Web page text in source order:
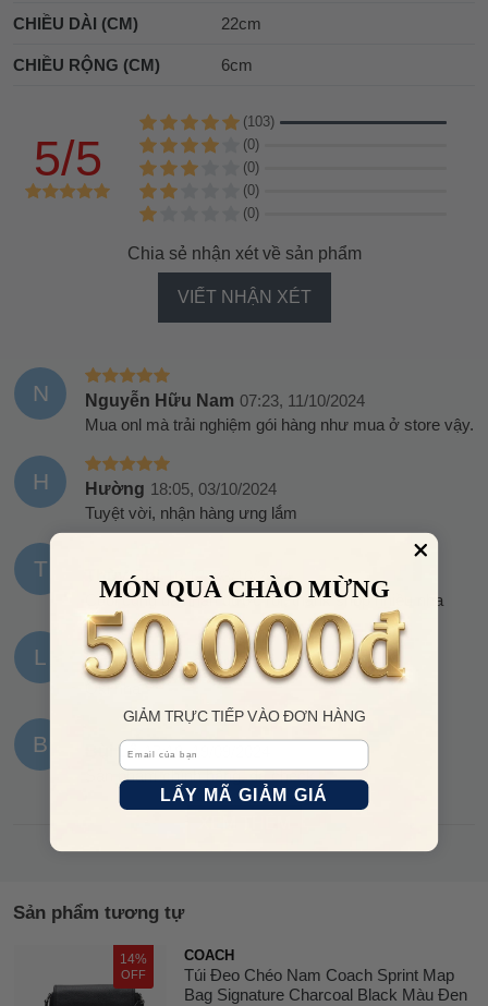
CHIỀU DÀI (CM) 22cm
CHIỀU RỘNG (CM) 6cm
5/5
(103)
(0)
(0)
(0)
(0)
Chia sẻ nhận xét về sản phẩm
VIẾT NHẬN XÉT
N Nguyễn Hữu Nam 07:23, 11/10/2024
Mua onl mà trải nghiệm gói hàng như mua ở store vậy.
H Hường 18:05, 03/10/2024
Tuyệt vời, nhận hàng ưng lắm
T Thùy Chi
10:12, 03/10/2024
Cuối cùng đã nhận được rồi, thank shop nhiều nha
L lê Liên 07:34, 29/09/2024
Oki nha
B Bùi Lê 17:18, 19/09/2024
Sản phẩm chính hãng, đã check
Sản phẩm tương tự
14%
OFF
COACH
Túi Đeo Chéo Nam Coach Sprint Map
Bag Signature Charcoal Black Màu Đen
MÓN QUÀ CHÀO MỪNG
GIẢM TRỰC TIẾP VÀO ĐƠN HÀNG
Email
LẤY MÃ GIẢM GIÁ